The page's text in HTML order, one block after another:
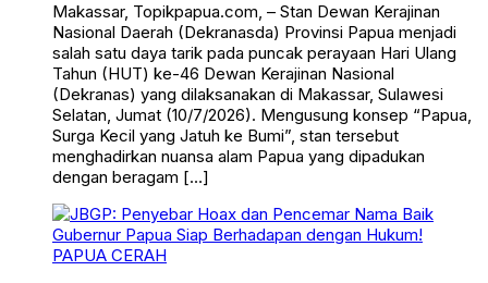
Makassar, Topikpapua.com, – Stan Dewan Kerajinan
Nasional Daerah (Dekranasda) Provinsi Papua menjadi
salah satu daya tarik pada puncak perayaan Hari Ulang
Tahun (HUT) ke-46 Dewan Kerajinan Nasional
(Dekranas) yang dilaksanakan di Makassar, Sulawesi
Selatan, Jumat (10/7/2026). Mengusung konsep “Papua,
Surga Kecil yang Jatuh ke Bumi”, stan tersebut
menghadirkan nuansa alam Papua yang dipadukan
dengan beragam […]
PAPUA CERAH